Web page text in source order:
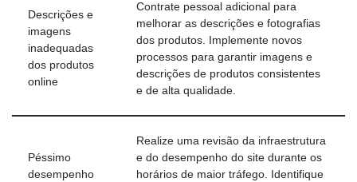
Descrições e
imagens
inadequadas
dos produtos
online
Contrate pessoal adicional para
melhorar as descrições e fotografias
dos produtos. Implemente novos
processos para garantir imagens e
descrições de produtos consistentes
e de alta qualidade.
Péssimo
desempenho
Realize uma revisão da infraestrutura
e do desempenho do site durante os
horários de maior tráfego. Identifique